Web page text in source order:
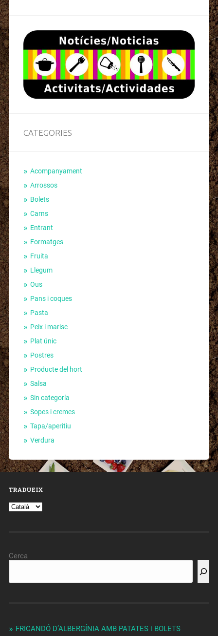
CATEGORIES
Acompanyament
Arrossos
Bolets
Carns
Entrant
Formatges
Fruita
Llegum
Ous
Pans i coques
Pasta
Peix i marisc
Plat únic
Postres
Producte del hort
Salsa
Sin categoría
Sopes i cremes
Tapa/aperitiu
Verdura
TRADUEIX
Cerca
FRICANDÓ D’ALBERGÍNIA AMB PATATES i BOLETS